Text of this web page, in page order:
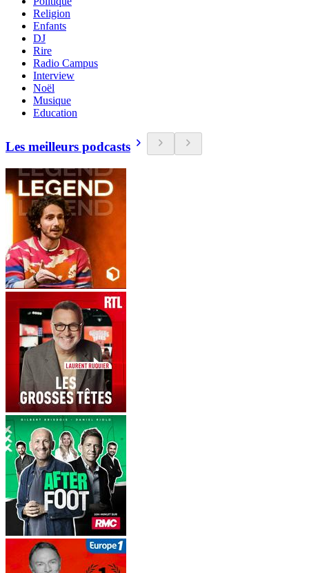
Religion
Enfants
DJ
Rire
Radio Campus
Interview
Noël
Musique
Education
Les meilleurs podcasts